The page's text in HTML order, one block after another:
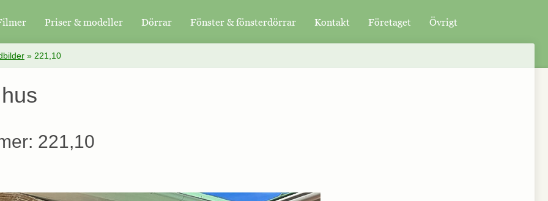
Priser & modeller Dörrar Fönster & fönsterdörrar Kontakt Företaget Övrigt
» 221,10
221,10